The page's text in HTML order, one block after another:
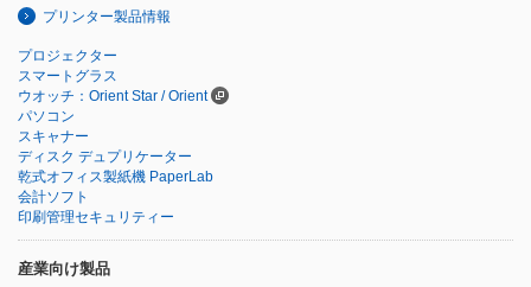
プリンター製品情報
プロジェクター
スマートグラス
ウオッチ：Orient Star / Orient
パソコン
スキャナー
ディスク デュプリケーター
乾式オフィス製紙機 PaperLab
会計ソフト
印刷管理セキュリティー
産業向け製品